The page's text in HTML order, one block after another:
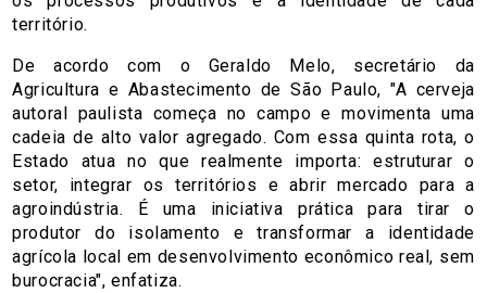
território.
De acordo com o Geraldo Melo, secretário da
Agricultura e Abastecimento de São Paulo, "A cerveja
autoral paulista começa no campo e movimenta uma
cadeia de alto valor agregado. Com essa quinta rota, o
Estado atua no que realmente importa: estruturar o
setor, integrar os territórios e abrir mercado para a
agroindústria. É uma iniciativa prática para tirar o
produtor do isolamento e transformar a identidade
agrícola local em desenvolvimento econômico real, sem
burocracia", enfatiza.